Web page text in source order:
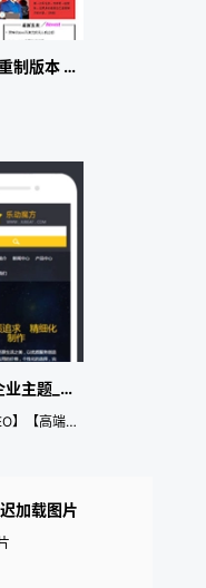
[PHP] 最新CMS主题1.1重制版本 加演示
[PHP] 乐动魔方自适应企业主题_PHP
【PC手机自适应】【适合SEO】【高端企业主题】【4种风格任意切换】
加载图片